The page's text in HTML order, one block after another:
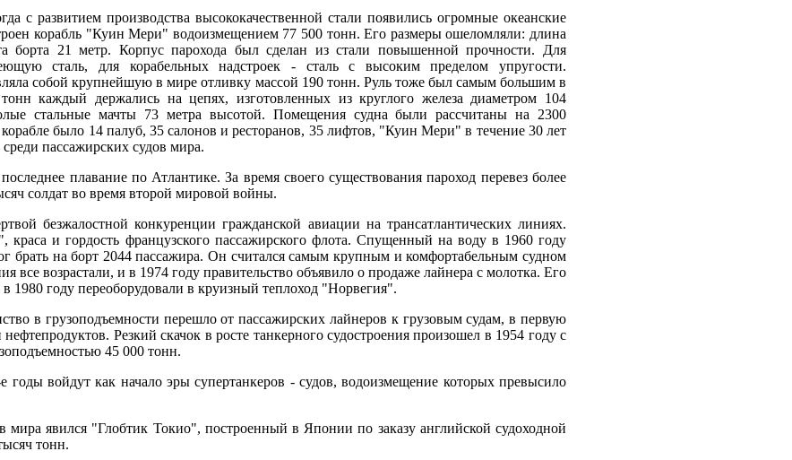
с развитием производства высококачественной стали появились огромные океанские
корабль "Куин Мери" водоизмещением 77 500 тонн. Его размеры ошеломляли: длина
борта 21 метр. Корпус парохода был сделан из стали повышенной прочности. Для
сталь, для корабельных надстроек - сталь с высоким пределом упругости.
собой крупнейшую в мире отливку массой 190 тонн. Руль тоже был самым большим в
каждый держались на цепях, изготовленных из круглого железа диаметром 104
стальные мачты 73 метра высотой. Помещения судна были рассчитаны на 2300
было 14 палуб, 35 салонов и ресторанов, 35 лифтов, "Куин Мери" в течение 30 лет
пассажирских судов мира.
плавание по Атлантике. За время своего существования пароход перевез более
солдат во время второй мировой войны.
безжалостной конкуренции гражданской авиации на трансатлантических линиях.
и гордость французского пассажирского флота. Спущенный на воду в 1960 году
брать на борт 2044 пассажира. Он считался самым крупным и комфортабельным судном
все возрастали, и в 1974 году правительство объявило о продаже лайнера с молотка. Его
1980 году переоборудовали в круизный теплоход "Норвегия".
в грузоподъемности перешло от пассажирских лайнеров к грузовым судам, в первую
Резкий скачок в росте танкерного судостроения произошел в 1954 году с
45 000 тонн.
годы войдут как начало эры супертанкеров - судов, водоизмещение которых превысило
явился "Глобтик Токио", построенный в Японии по заказу английской судоходной
тонн.